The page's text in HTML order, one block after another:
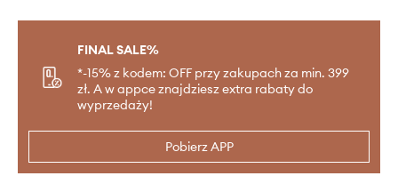
FINAL SALE%
*-15% z kodem: OFF przy zakupach za min. 399
zł. A w appce znajdziesz extra rabaty do
wyprzedaży!
Pobierz APP